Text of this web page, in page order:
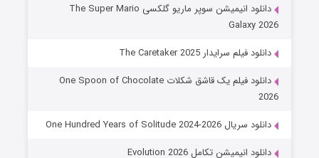
دانلود انیمیشن سوپر ماریو گلکسی The Super Mario
Galaxy 2026
دانلود فیلم سرایدار The Caretaker 2025
دانلود فیلم یک قاشق شکلات One Spoon of Chocolate
2026
دانلود سریال One Hundred Years of Solitude 2024-2026
دانلود انیمیشن تکامل Evolution 2026